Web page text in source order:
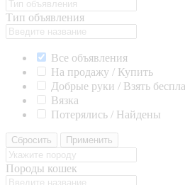
Тип объявления
Все объявления
На продажу / Купить
Добрые руки / Взять
Вязка
Потерялись / Найдены
Сбросить Применить
Породы кошек